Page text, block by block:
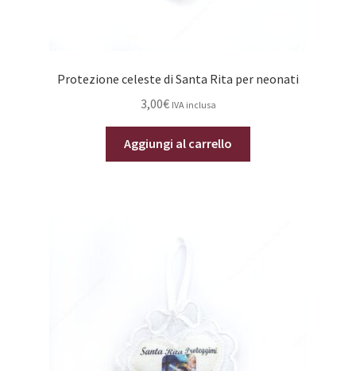
Protezione celeste di Santa Rita per neonati
3,00€ IVA inclusa
Aggiungi al carrello